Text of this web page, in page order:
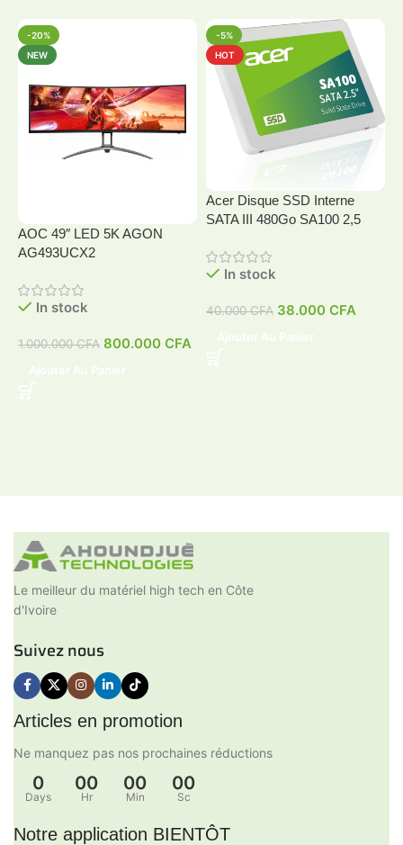
-20%
NEW
AOC 49″ LED 5K AGON
AG493UCX2
In stock
1.000.000CFA 800.000 CFA
-5%
HOT
Acer Disque SSD Interne
SATA III 480Go SA100 2,5
In stock
40.000CFA 38.000 CFA
Le meilleur du matériel high tech en Côte
d'Ivoire
Suivez nous
Articles en promotion
Ne manquez pas nos prochaines réductions
0
Days
00
Hr
00
Min
00
Sc
Notre application BIENTÔT